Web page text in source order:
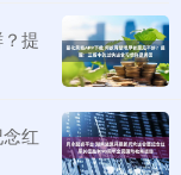
提
红